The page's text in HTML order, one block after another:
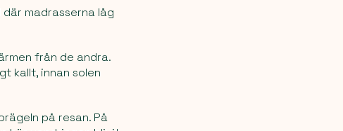
madrasserna låg
från de andra.
kallt, innan solen
på resan. På